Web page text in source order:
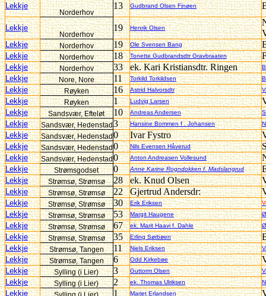
Lekkje
Norderhov
13 Gudbrand Olsen Finøen
Lekkje
Norderhov
19 Henrik Olsen
Lekkje Norderhov 19 Ole Svensen Bang
Lekkje Norderhov 18 Tonette Gudbrandsdtr Gravbraaten
Lekkje Norderhov 33 ek. Kari Kristiansdtr. Ringen
Lekkje Nore, Nore 11 Torkild Torkildsen
Lekkje Røyken 16 Astrid Halvorsdtr
Lekkje Røyken 1 Ludvig Larsen
Lekkje Sandsvær, Efteløt 10 Andreas Andersen
Lekkje Sandsvær, Hedenstad3 Hansine Bommen f . Johansen
Lekkje Sandsvær, Hedenstad0 Ivar Fystro
Lekkje Sandsvær, Hedenstad0 Nils Evensen Håverud
Lekkje Sandsvær, Hedenstad0 Anton Andreasen Vollesund
Lekkje Strømsgodset 0 Anne Karine Rogndokken f. Madslangrud
Lekkje Strømsø, Strømsø 28 ek. Knud Olsen
Lekkje Strømsø, Strømsø 22 Gjertrud Andersdr:
Lekkje Strømsø, Strømsø 30 Erik Eriksen
Lekkje Strømsø, Strømsø 53 Margit Haugene
Lekkje Strømsø, Strømsø 67 ek. Marit Haavi f. Dahle
Lekkje Strømsø, Strømsø 35 Erling Sørbøen
Lekkje Strømsø, Tangen 11 Niels Eriksen
Lekkje Strømsø, Tangen 6 Odd Kirkebøe
Lekkje Sylling (i Lier) 3 Guttorm Olsen
Lekkje Sylling (i Lier) 2 ek. Thomas Ulriksen
Lekkje 1 Marjet Erlandsen